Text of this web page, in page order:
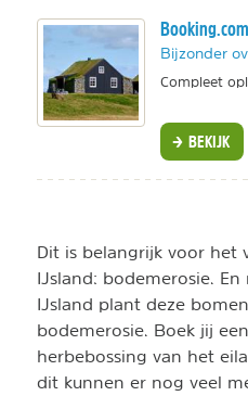
Bijzonder
Compleet
BEKIJK
Dit is belangrijk voor het
IJsland: bodemerosie.
IJsland plant deze
bodemerosie. Boek jij
herbebossing van het
dit kunnen er nog veel